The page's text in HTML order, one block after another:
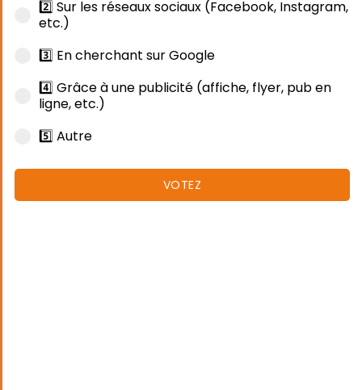
2️⃣ Sur les réseaux sociaux (Facebook, Instagram,
etc.)
3️⃣ En cherchant sur Google
4️⃣ Grâce à une publicité (affiche, flyer, pub en
ligne, etc.)
5️⃣ Autre
VOTEZ